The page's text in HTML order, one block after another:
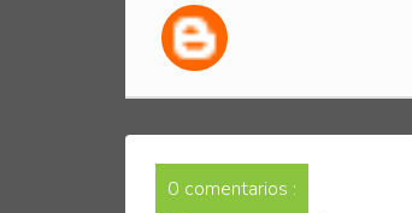
0 comentarios :